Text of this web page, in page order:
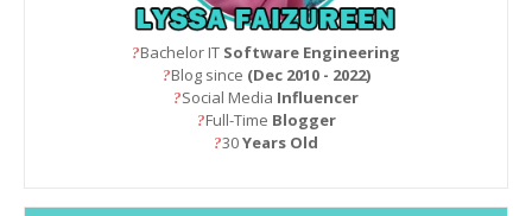
?Bachelor IT Software Engineering
?Blog since (Dec 2010 - 2022)
?Social Media Influencer
?Full-Time Blogger
?30Years Old